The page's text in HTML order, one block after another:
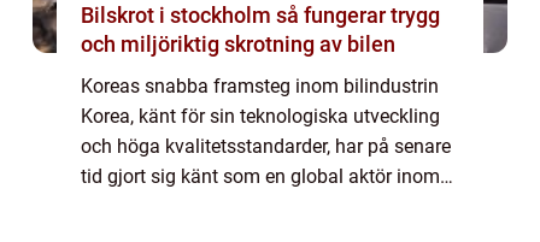
Bilskrot i stockholm så fungerar trygg
och miljöriktig skrotning av bilen
Koreas snabba framsteg inom bilindustrin
Korea, känt för sin teknologiska utveckling
och höga kvalitetsstandarder, har på senare
tid gjort sig känt som en global aktör inom